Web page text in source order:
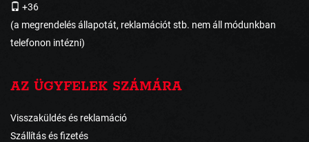
+36
(a megrendelés állapotát, reklamációt stb. nem áll módunkban
telefonon intézni)
AZ ÜGYFELEK SZÁMÁRA
Visszaküldés és reklamáció
Szállítás és fizetés